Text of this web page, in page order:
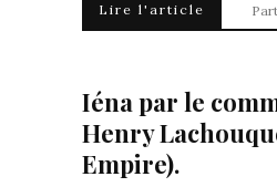
Lire l'article
Iéna par le
Henry
Empire).